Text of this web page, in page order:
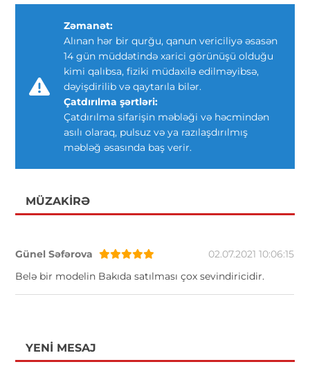
Zəmanət:
Alınan hər bir qurğu, qanun vericiliyə əsasən
14 gün müddətində xarici görünüşü olduğu
kimi qalıbsa, fiziki müdaxilə edilməyibsə,
dəyişdirilib və qaytarıla bilər.
Çatdırılma şərtləri:
Çatdırılma sifarişin məbləği və həcmindən
asılı olaraq, pulsuz və ya razılaşdırılmış
məbləğ əsasında baş verir.
MÜZAKIRƏ
Günel Səfərova
02.07.2021 10:06:15
Belə bir modelin Bakıda satılması çox sevindiricidir.
YENI MESAJ